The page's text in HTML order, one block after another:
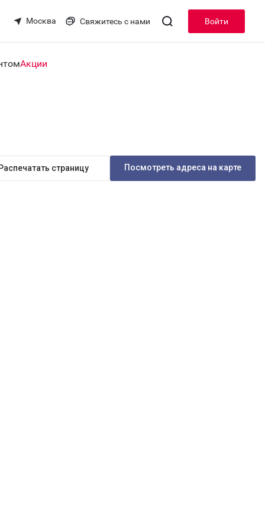
Москва Свяжитесь с нами Войти
Акции
страницу Посмотреть адреса на карте